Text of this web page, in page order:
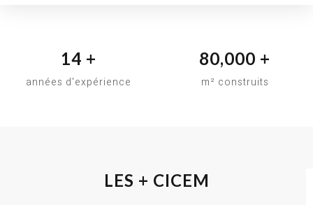
14 +
années d'expérience
80,000 +
m² construits
LES + CICEM